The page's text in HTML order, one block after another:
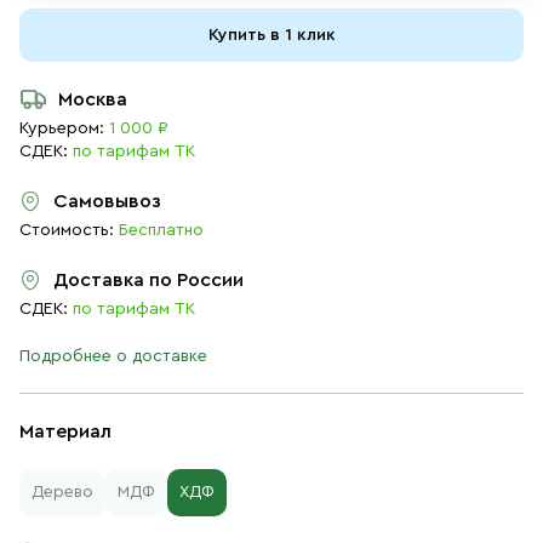
Материал
Дерево МДФ ХДФ
Купить в 1 клик
Москва
Курьером: 1 000 ₽
СДЕК: по тарифам ТК
Самовывоз
Стоимость: Бесплатно
Доставка по России
СДЕК: по тарифам ТК
Подробнее о доставке